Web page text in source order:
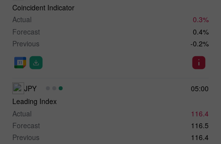
Coincident Indicator
Actual
0.3%
Forecast
0.4%
Previous
-0.2%
05:00
JPY
Leading Index
Actual
116.4
Forecast
116.5
Previous
116.4